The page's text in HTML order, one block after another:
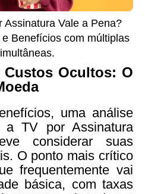
Assinatura Vale a Pena?
Benefícios com múltiplas
Custos Ocultos: O
uma análise
a TV por Assinatura
considerar suas
O ponto mais crítico
frequentemente vai
básica, com taxas